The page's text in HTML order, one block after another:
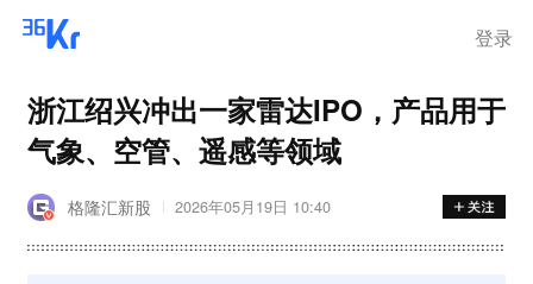
登录
浙江绍兴冲出一家雷达IPO，产品用于
气象、空管、遥感等领域
格隆汇新股 2026年05月19日 10:40